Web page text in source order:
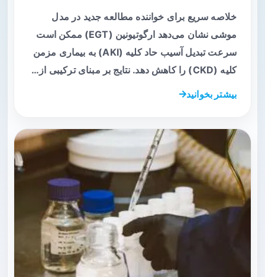
خلاصه سریع برای خواننده مطالعه جدید در مدل
موشی نشان می‌دهد ارگوتیونین (EGT) ممکن است
سرعت تبدیل آسیب حاد کلیه (AKI) به بیماری مزمن
کلیه (CKD) را کاهش دهد. نتایج بر مبنای ترکیبی از…
بیشتر بخوانید